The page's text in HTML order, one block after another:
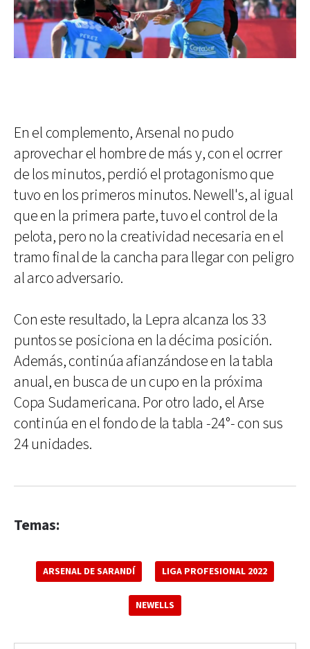
En el complemento, Arsenal no pudo
aprovechar el hombre de más y, con el ocrrer
de los minutos, perdió el protagonismo que
tuvo en los primeros minutos. Newell's, al igual
que en la primera parte, tuvo el control de la
pelota, pero no la creatividad necesaria en el
tramo final de la cancha para llegar con peligro
al arco adversario.
Con este resultado, la Lepra alcanza los 33
puntos se posiciona en la décima posición.
Además, continúa afianzándose en la tabla
anual, en busca de un cupo en la próxima
Copa Sudamericana. Por otro lado, el Arse
continúa en el fondo de la tabla -24°- con sus
24 unidades.
Temas:
ARSENAL DE SARANDÍ LIGA PROFESIONAL 2022
NEWELLS